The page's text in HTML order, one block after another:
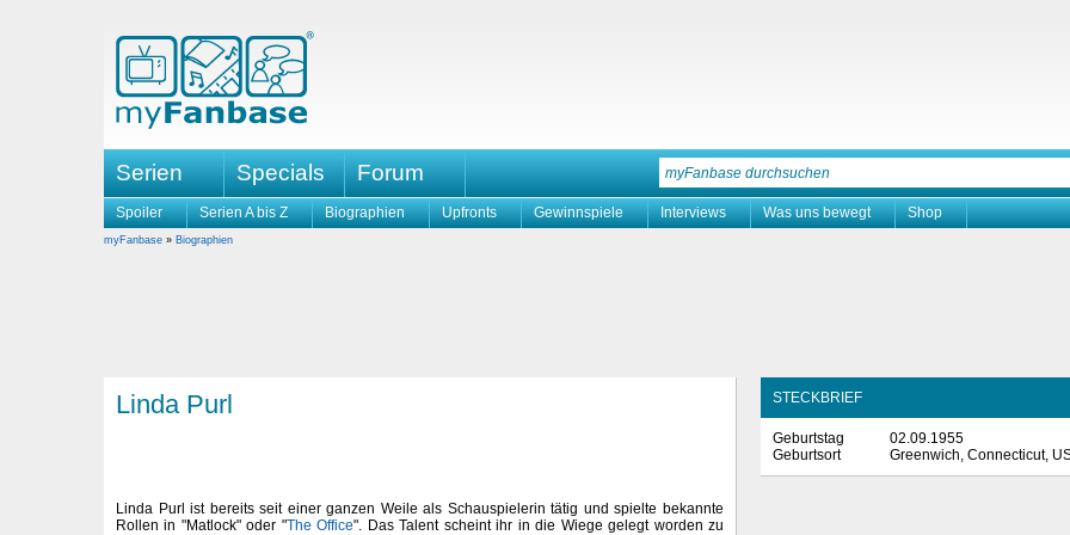
Serien Specials Forum
Spoiler Serien A bis Z Biographien Upfronts Gewinnspiele Interviews Was uns bewegt Shop
myFanbase » Biographien
Linda Purl
Linda Purl ist bereits seit einer ganzen Weile als Schauspielerin tätig und spielte bekannte
Rollen in "Matlock" oder "The Office". Das Talent scheint ihr in die Wiege gelegt worden zu
STECKBRIEF
Geburtstag
02.09.1955
Geburtsort
Greenwich, Connecticut,